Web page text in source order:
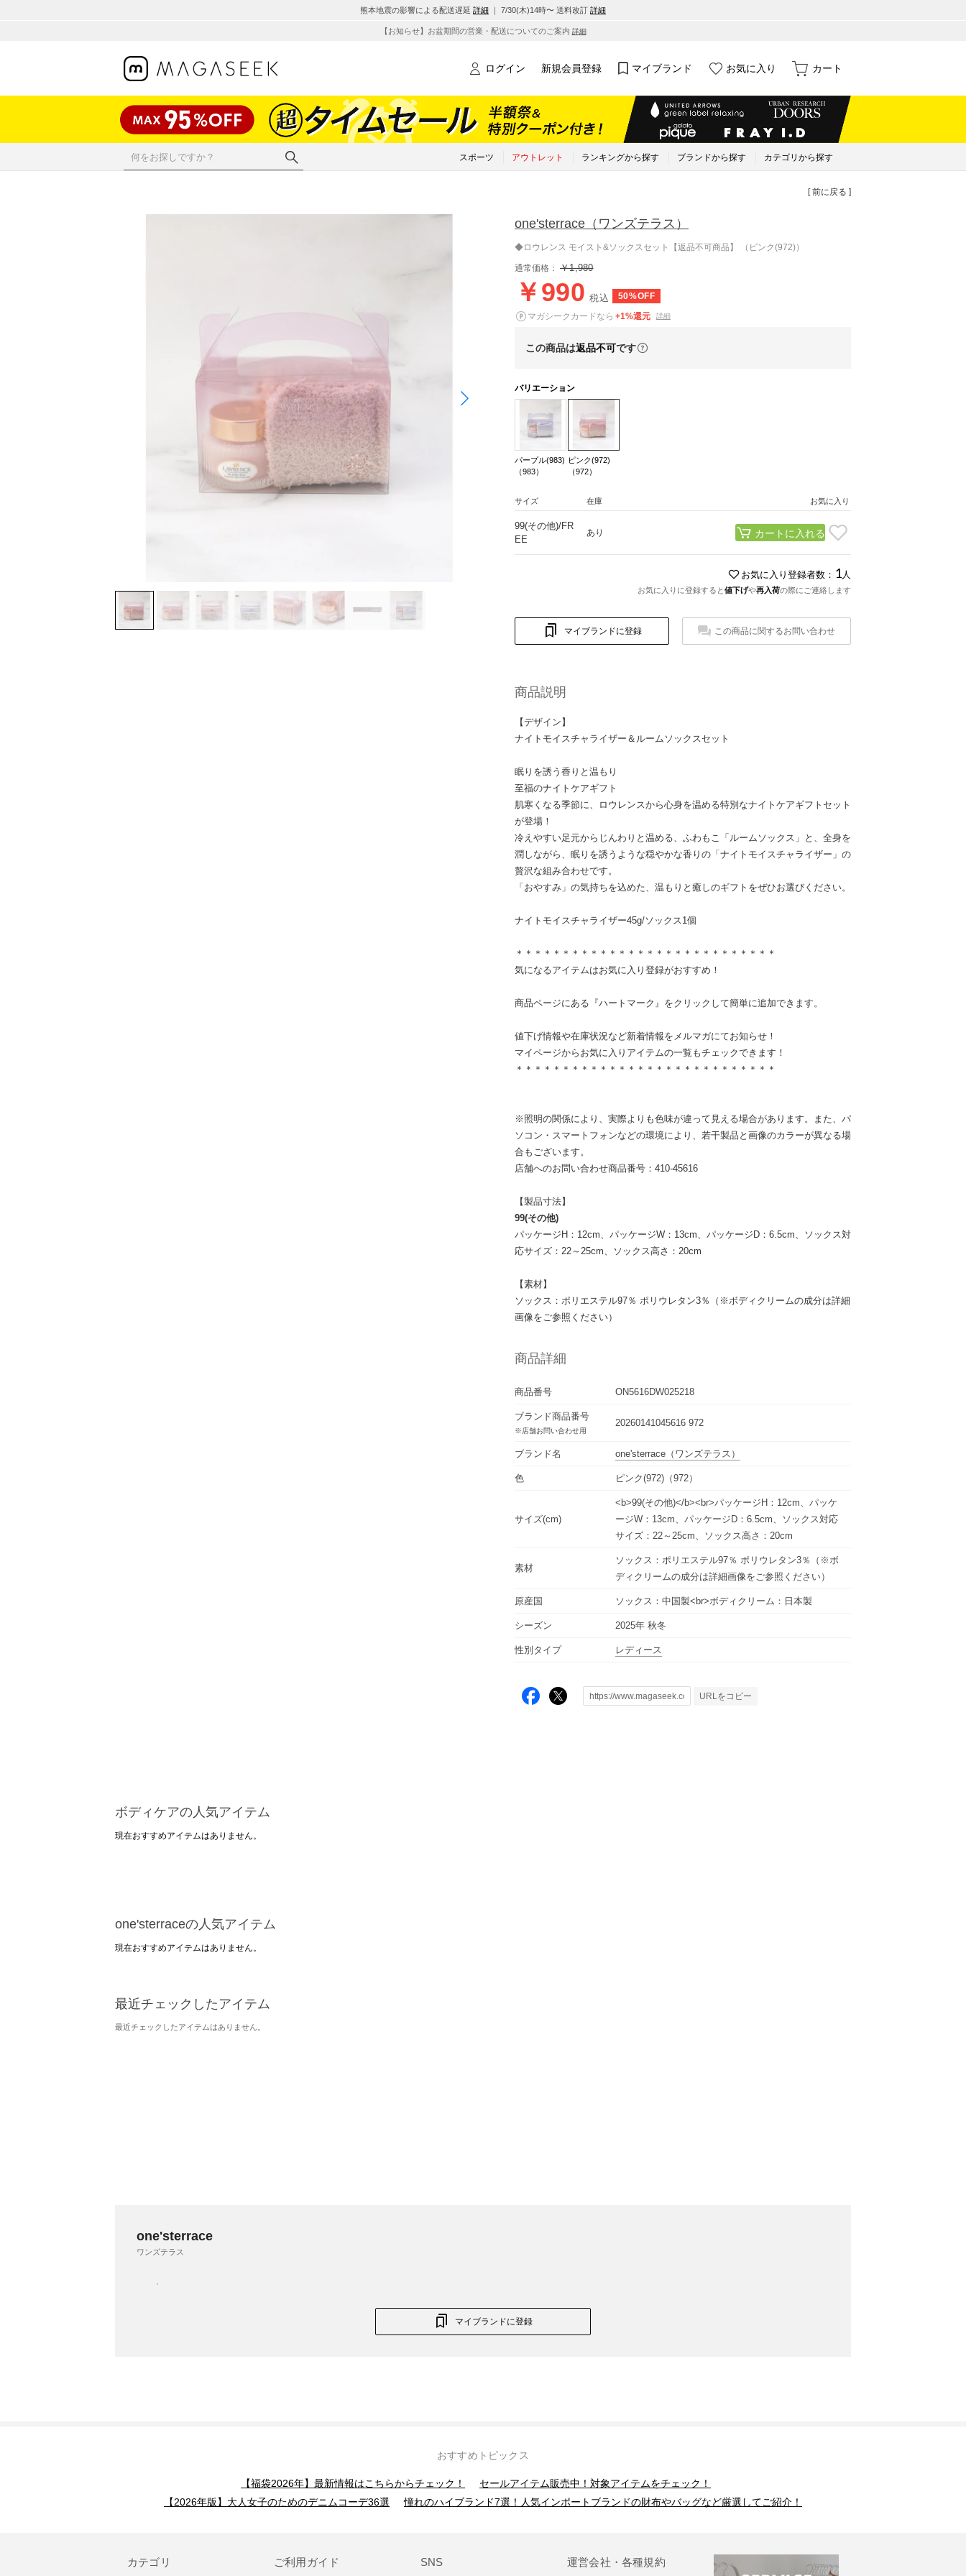
熊本地震の影響による配送遅延 詳細 ｜ 7/30(木)14時〜 送料改訂 詳細
【お知らせ】お盆期間の営業・配送についてのご案内 詳細
ログイン 新規会員登録 マイブランド お気に入り カート
スポーツ アウトレット ランキングから探す ブランドから探す カテゴリから探す
[ 前に戻る ]
one'sterrace （ワンズテラス）
◆ロウレンス モイスト&ソックスセット【返品不可商品】 （ピンク(972)）
通常価格： ￥1,980
￥990 税込
50%OFF
マガシークカードなら +1%還元 詳細
この商品は返品不可です
バリエーション
パープル(983)
（983）
ピンク(972)
（972）
サイズ 在庫 お気に入り
99(その他)/FR
EE
あり カートに入れる
お気に入り登録者数： 1 人
お気に入りに登録すると値下げや再入荷の際にご連絡します
マイブランドに登録 この商品に関するお問い合わせ
商品説明
【デザイン】
ナイトモイスチャライザー＆ルームソックスセット
眠りを誘う香りと温もり
至福のナイトケアギフト
肌寒くなる季節に、ロウレンスから心身を温める特別なナイトケアギフトセット
が登場！
冷えやすい足元からじんわりと温める、ふわもこ「ルームソックス」と、全身を
潤しながら、眠りを誘うような穏やかな香りの「ナイトモイスチャライザー」の
贅沢な組み合わせです。
「おやすみ」の気持ちを込めた、温もりと癒しのギフトをぜひお選びください。
ナイトモイスチャライザー45g/ソックス1個
＊＊＊＊＊＊＊＊＊＊＊＊＊＊＊＊＊＊＊＊＊＊＊＊＊＊＊＊
気になるアイテムはお気に入り登録がおすすめ！
商品ページにある『ハートマーク』をクリックして簡単に追加できます。
値下げ情報や在庫状況など新着情報をメルマガにてお知らせ！
マイページからお気に入りアイテムの一覧もチェックできます！
＊＊＊＊＊＊＊＊＊＊＊＊＊＊＊＊＊＊＊＊＊＊＊＊＊＊＊＊
※照明の関係により、実際よりも色味が違って見える場合があります。また、パ
ソコン・スマートフォンなどの環境により、若干製品と画像のカラーが異なる場
合もございます。
店舗へのお問い合わせ商品番号：410-45616
【製品寸法】
99(その他)
パッケージH：12cm、パッケージW：13cm、パッケージD：6.5cm、ソックス対
応サイズ：22～25cm、ソックス高さ：20cm
【素材】
ソックス：ポリエステル97％ ポリウレタン3％（※ボディクリームの成分は詳細
画像をご参照ください）
商品詳細
商品番号 ON5616DW025218
ブランド商品番号
※店舗お問い合わせ用
20260141045616 972
ブランド名 one'sterrace （ワンズテラス）
色 ピンク(972)（972）
サイズ(cm)
<b>99(その他)</b><br>パッケージH：12cm、パッケ
ージW：13cm、パッケージD：6.5cm、ソックス対応
サイズ：22～25cm、ソックス高さ：20cm
素材
ソックス：ポリエステル97％ ポリウレタン3％（※ボ
ディクリームの成分は詳細画像をご参照ください）
原産国 ソックス：中国製<br>ボディクリーム：日本製
シーズン 2025年 秋冬
性別タイプ レディース
URLをコピー
ボディケアの人気アイテム
現在おすすめアイテムはありません。
one'sterraceの人気アイテム
現在おすすめアイテムはありません。
最近チェックしたアイテム
最近チェックしたアイテムはありません。
one'sterrace
ワンズテラス
マイブランドに登録
おすすめトピックス
【福袋2026年】最新情報はこちらからチェック！
セールアイテム販売中！対象アイテムをチェック！
【2026年版】大人女子のためのデニムコーデ36選
憧れのハイブランド7選！人気インポートブランドの財布やバッグなど厳選してご紹介！
カテゴリ ご利用ガイド SNS 運営会社・各種規約